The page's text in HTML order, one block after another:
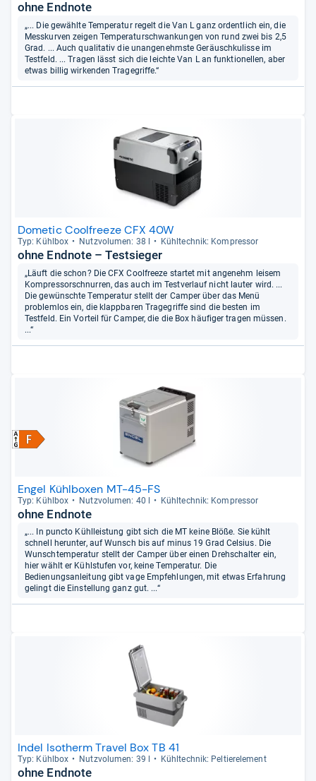
ohne Endnote
„... Die gewählte Temperatur regelt die Van L ganz ordentlich ein, die
Messkurven zeigen Temperaturschwankungen von rund zwei bis 2,5
Grad. ... Auch qualitativ die unangenehmste Geräuschkulisse im
Testfeld. ... Tragen lässt sich die leichte Van L an funktionellen, aber
etwas billig wirkenden Tragegriffe.“
Dometic Coolfreeze CFX 40W
Typ: Kühl­box Nutz­vo­lu­men: 38 l Kühl­tech­nik: Kom­pres­sor
ohne Endnote – Testsieger
„Läuft die schon? Die CFX Coolfreeze startet mit angenehm leisem
Kompressorschnurren, das auch im Testverlauf nicht lauter wird. ...
Die gewünschte Temperatur stellt der Camper über das Menü
problemlos ein, die klappbaren Tragegriffe sind die besten im
Testfeld. Ein Vorteil für Camper, die die Box häufiger tragen müssen.
...“
Engel Kühlboxen MT-45-FS
Typ: Kühl­box Nutz­vo­lu­men: 40 l Kühl­tech­nik: Kom­pres­sor
ohne Endnote
„... In puncto Kühlleistung gibt sich die MT keine Blöße. Sie kühlt
schnell herunter, auf Wunsch bis auf minus 19 Grad Celsius. Die
Wunschtemperatur stellt der Camper über einen Drehschalter ein,
hier wählt er Kühlstufen vor, keine Temperatur. Die
Bedienungsanleitung gibt vage Empfehlungen, mit etwas Erfahrung
gelingt die Einstellung ganz gut. ...“
Indel Isotherm Travel Box TB 41
Typ: Kühl­box Nutz­vo­lu­men: 39 l Kühl­tech­nik: Pel­tie­r­ele­ment
ohne Endnote